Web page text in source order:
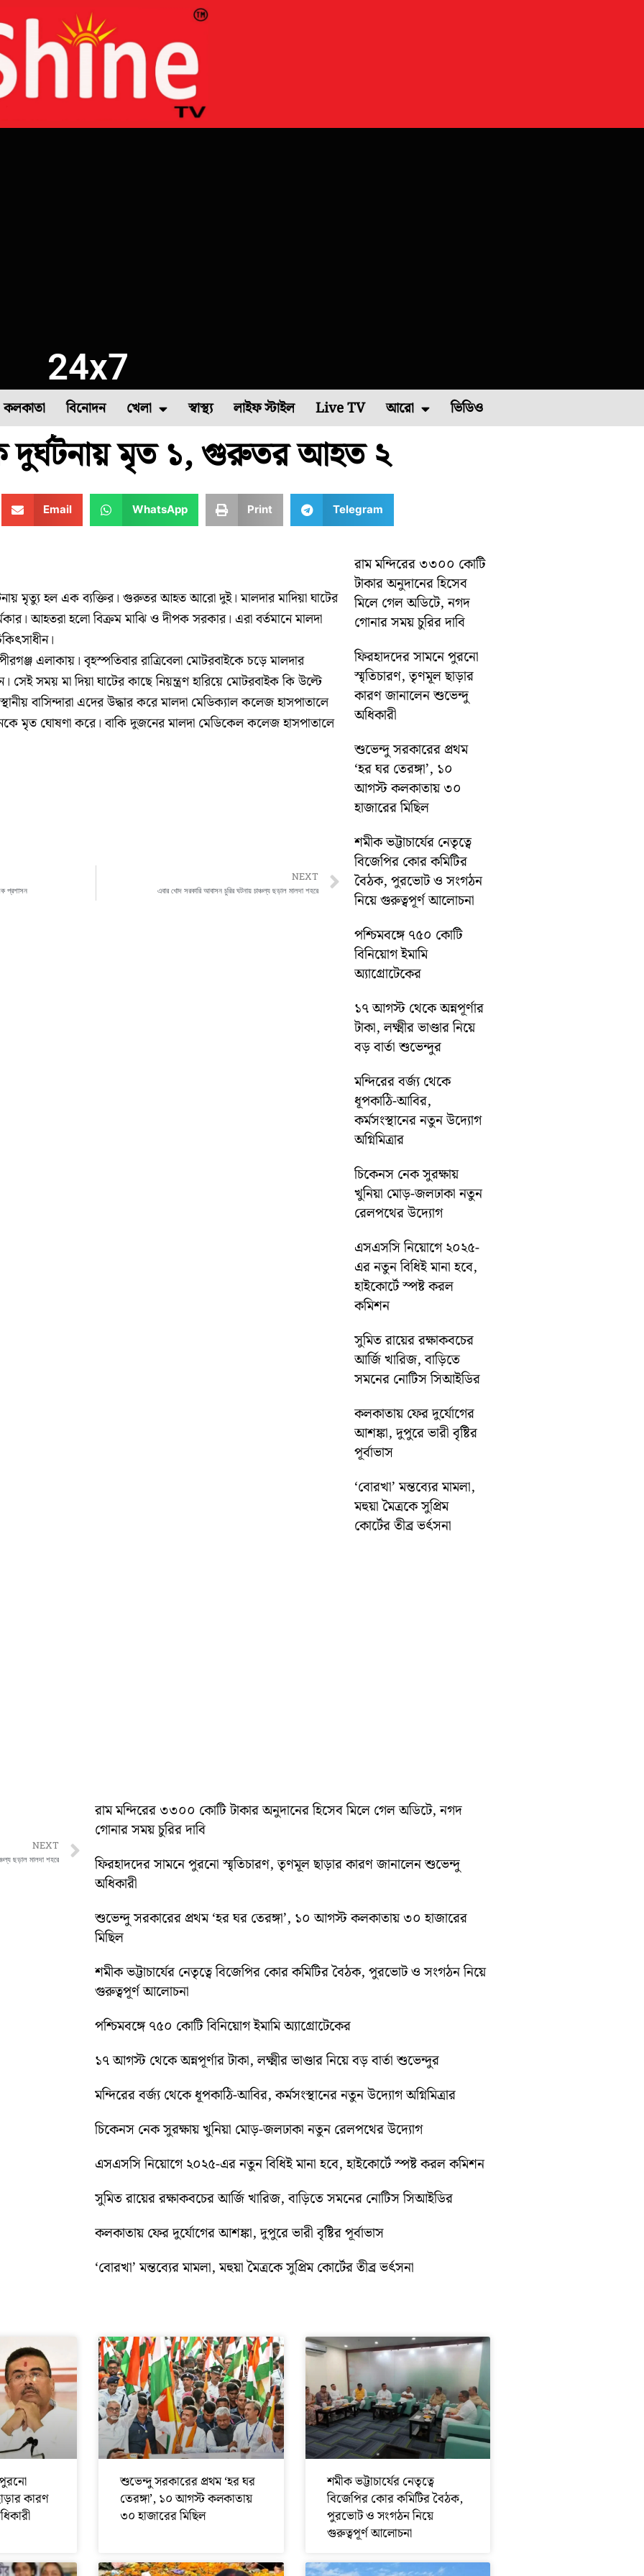
24x7
সবজি চাষ
দক্ষিণ ২৪ পরগনা বীরভূম মুর্শিদাবাদ উত্তর দিনাজপুর পশ্চিম মেদিনীপুর
কলকাতা বিনোদন খেলা
৪৪তম দাবা অলিম্পিয়াড কমনওয়েলথ গেমস এশিয়া কাপ ২০২২
স্বাস্থ্য লাইফ স্টাইল Live TV আরো ভিডিও
দুর্ঘটনায় মৃত ১, গুরুতর আহত ২
Email WhatsApp Print Telegram
মৃত্যু হল এক ব্যক্তির। গুরুতর আহত আরো দুই। মালদার মাদিয়া ঘাটের
আহতরা হলো বিক্রম মাঝি ও দীপক সরকার। এরা বর্তমানে মালদা
এলাকায়। বৃহস্পতিবার রাত্রিবেলা মোটরবাইকে চড়ে মালদার
সেই সময় মা দিয়া ঘাটের কাছে নিয়ন্ত্রণ হারিয়ে মোটরবাইক কি উল্টে
বাসিন্দারা এদের উদ্ধার করে মালদা মেডিক্যাল কলেজ হাসপাতালে
মৃত ঘোষণা করে। বাকি দুজনের মালদা মেডিকেল কলেজ হাসপাতালে
প্রশাসন
NEXT
এবার খোদ সরকারি আবাসন চুরির ঘটনায় চাঞ্চল্য ছড়াল মালদা শহরে Next
রাম মন্দিরের ৩৩০০ কোটি
টাকার অনুদানের হিসেব
মিলে গেল অডিটে, নগদ
গোনার সময় চুরির দাবি
ফিরহাদদের সামনে পুরনো
স্মৃতিচারণ, তৃণমূল ছাড়ার
কারণ জানালেন শুভেন্দু
অধিকারী
শুভেন্দু সরকারের প্রথম
‘হর ঘর তেরঙ্গা’, ১০
আগস্ট কলকাতায় ৩০
হাজারের মিছিল
শমীক ভট্টাচার্যের নেতৃত্বে
বিজেপির কোর কমিটির
বৈঠক, পুরভোট ও সংগঠন
নিয়ে গুরুত্বপূর্ণ আলোচনা
পশ্চিমবঙ্গে ৭৫০ কোটি
বিনিয়োগ ইমামি
অ্যাগ্রোটেকের
১৭ আগস্ট থেকে অন্নপূর্ণার
টাকা, লক্ষ্মীর ভাণ্ডার নিয়ে
বড় বার্তা শুভেন্দুর
মন্দিরের বর্জ্য থেকে
ধূপকাঠি-আবির,
কর্মসংস্থানের নতুন উদ্যোগ
অগ্নিমিত্রার
চিকেনস নেক সুরক্ষায়
খুনিয়া মোড়-জলঢাকা নতুন
রেলপথের উদ্যোগ
এসএসসি নিয়োগে ২০২৫-
এর নতুন বিধিই মানা হবে,
হাইকোর্টে স্পষ্ট করল
কমিশন
সুমিত রায়ের রক্ষাকবচের
আর্জি খারিজ, বাড়িতে
সমনের নোটিস সিআইডির
কলকাতায় ফের দুর্যোগের
আশঙ্কা, দুপুরে ভারী বৃষ্টির
পূর্বাভাস
‘বোরখা’ মন্তব্যের মামলা,
মহুয়া মৈত্রকে সুপ্রিম
কোর্টের তীব্র ভর্ৎসনা
NEXT
ছড়াল মালদা শহরে Next
রাম মন্দিরের ৩৩০০ কোটি টাকার অনুদানের হিসেব মিলে গেল অডিটে, নগদ
গোনার সময় চুরির দাবি
ফিরহাদদের সামনে পুরনো স্মৃতিচারণ, তৃণমূল ছাড়ার কারণ জানালেন শুভেন্দু
অধিকারী
শুভেন্দু সরকারের প্রথম ‘হর ঘর তেরঙ্গা’, ১০ আগস্ট কলকাতায় ৩০ হাজারের
মিছিল
শমীক ভট্টাচার্যের নেতৃত্বে বিজেপির কোর কমিটির বৈঠক, পুরভোট ও সংগঠন নিয়ে
গুরুত্বপূর্ণ আলোচনা
পশ্চিমবঙ্গে ৭৫০ কোটি বিনিয়োগ ইমামি অ্যাগ্রোটেকের
১৭ আগস্ট থেকে অন্নপূর্ণার টাকা, লক্ষ্মীর ভাণ্ডার নিয়ে বড় বার্তা শুভেন্দুর
মন্দিরের বর্জ্য থেকে ধূপকাঠি-আবির, কর্মসংস্থানের নতুন উদ্যোগ অগ্নিমিত্রার
চিকেনস নেক সুরক্ষায় খুনিয়া মোড়-জলঢাকা নতুন রেলপথের উদ্যোগ
এসএসসি নিয়োগে ২০২৫-এর নতুন বিধিই মানা হবে, হাইকোর্টে স্পষ্ট করল কমিশন
সুমিত রায়ের রক্ষাকবচের আর্জি খারিজ, বাড়িতে সমনের নোটিস সিআইডির
কলকাতায় ফের দুর্যোগের আশঙ্কা, দুপুরে ভারী বৃষ্টির পূর্বাভাস
‘বোরখা’ মন্তব্যের মামলা, মহুয়া মৈত্রকে সুপ্রিম কোর্টের তীব্র ভর্ৎসনা
কারণ
শুভেন্দু সরকারের প্রথম ‘হর ঘর
তেরঙ্গা’, ১০ আগস্ট কলকাতায়
৩০ হাজারের মিছিল
শমীক ভট্টাচার্যের নেতৃত্বে
বিজেপির কোর কমিটির বৈঠক,
পুরভোট ও সংগঠন নিয়ে
গুরুত্বপূর্ণ আলোচনা